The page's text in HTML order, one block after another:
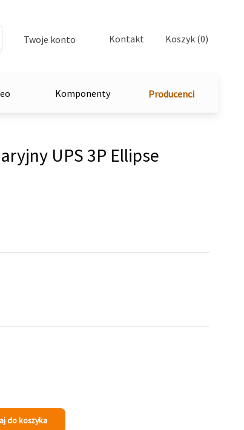
Twoje konto Kontakt Koszyk (0)
Komponenty Producenci
UPS 3P Ellipse
do koszyka